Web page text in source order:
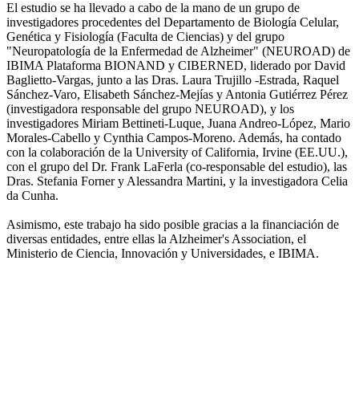
El estudio se ha llevado a cabo de la mano de un grupo de
investigadores procedentes del Departamento de Biología Celular,
Genética y Fisiología (Faculta de Ciencias) y del grupo
"Neuropatología de la Enfermedad de Alzheimer" (NEUROAD) de
IBIMA Plataforma BIONAND y CIBERNED, liderado por David
Baglietto-Vargas, junto a las Dras. Laura Trujillo -Estrada, Raquel
Sánchez-Varo, Elisabeth Sánchez-Mejías y Antonia Gutiérrez Pérez
(investigadora responsable del grupo NEUROAD), y los
investigadores Miriam Bettineti-Luque, Juana Andreo-López, Mario
Morales-Cabello y Cynthia Campos-Moreno. Además, ha contado
con la colaboración de la University of California, Irvine (EE.UU.),
con el grupo del Dr. Frank LaFerla (co-responsable del estudio), las
Dras. Stefania Forner y Alessandra Martini, y la investigadora Celia
da Cunha.
Asimismo, este trabajo ha sido posible gracias a la financiación de
diversas entidades, entre ellas la Alzheimer's Association, el
Ministerio de Ciencia, Innovación y Universidades, e IBIMA.